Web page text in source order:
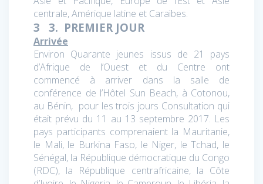
centrale, Amérique latine et Caraïbes.
3 3. PREMIER JOUR
Arrivée
Environ Quarante jeunes issus de 21 pays
d’Afrique de l’Ouest et du Centre ont
commencé à arriver dans la salle de
conférence de l’Hôtel Sun Beach, à Cotonou,
au Bénin, pour les trois jours Consultation qui
était prévu du 11 au 13 septembre 2017. Les
pays participants comprenaient la Mauritanie,
le Mali, le Burkina Faso, le Niger, le Tchad, le
Sénégal, la République démocratique du Congo
(RDC), la République centrafricaine, la Côte